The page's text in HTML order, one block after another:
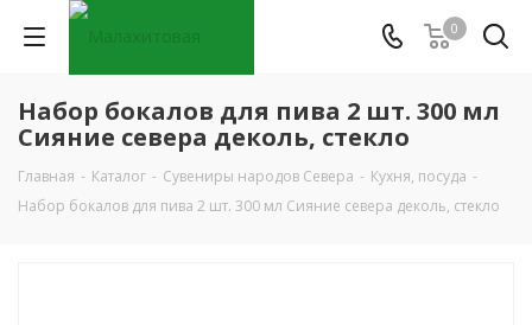
0
Набор бокалов для пива 2 шт. 300 мл
Сияние севера деколь, стекло
Главная - Каталог - Сувениры народов Севера - Кухня, посуда -
Набор бокалов для пива 2 шт. 300 мл Сияние севера деколь, стекло